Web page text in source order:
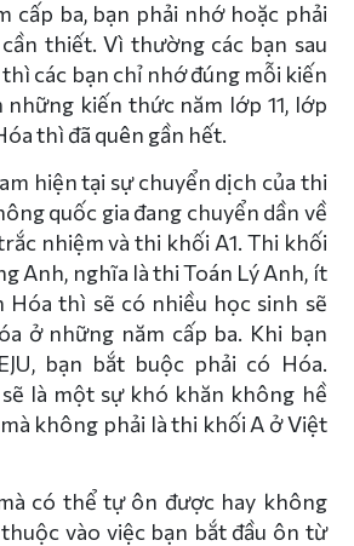
cấp ba, bạn phải nhớ hoặc phải
thiết. Vì thường các bạn sau
các bạn chỉ nhớ đúng mỗi kiến
những kiến thức năm lớp 11, lớp
thì đã quên gần hết.
hiện tại sự chuyển dịch của thi
quốc gia đang chuyển dần về
nhiệm và thi khối A1. Thi khối
Anh, nghĩa là thi Toán Lý Anh, ít
Hóa thì sẽ có nhiều học sinh sẽ
ở những năm cấp ba. Khi bạn
bạn bắt buộc phải có Hóa.
là một sự khó khăn không hề
không phải là thi khối A ở Việt
có thể tự ôn được hay không
vào việc bạn bắt đầu ôn từ